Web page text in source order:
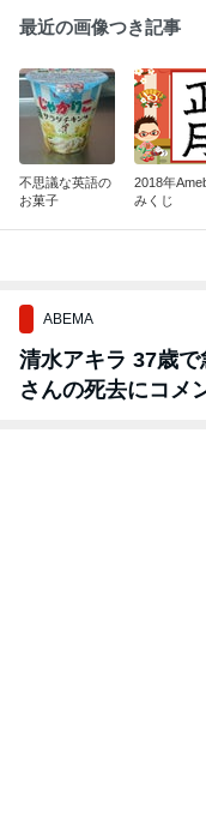
最近の画像つき記事
不思議な英語の
お菓子
2018年
みくじ
ABEMA
清水アキラ 37歳
さんの死去にコメ